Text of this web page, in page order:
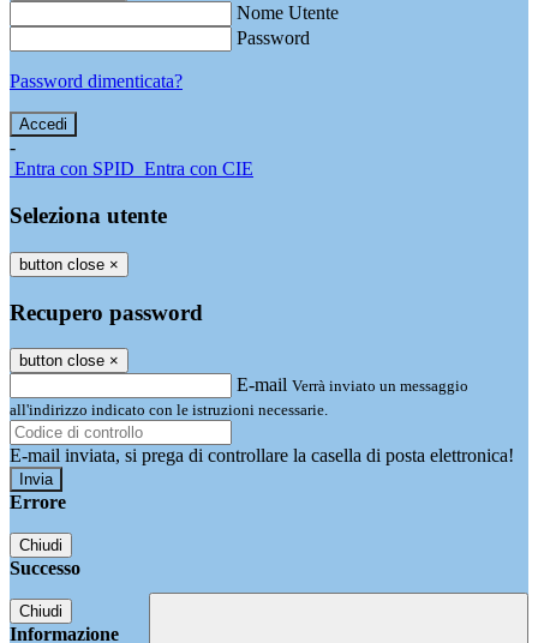
Nome Utente
Password
Password dimenticata?
-
Entra con SPID Entra con CIE
Seleziona utente
button close ×
Recupero password
button close ×
E-mail Verrà inviato un messaggio
all'indirizzo indicato con le istruzioni necessarie.
E-mail inviata, si prega di controllare la casella di posta elettronica!
Errore
Chiudi
Successo
Chiudi
Informazione